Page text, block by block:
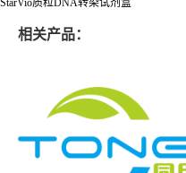
StarVio质粒DNA转染试剂盒
相关产品：